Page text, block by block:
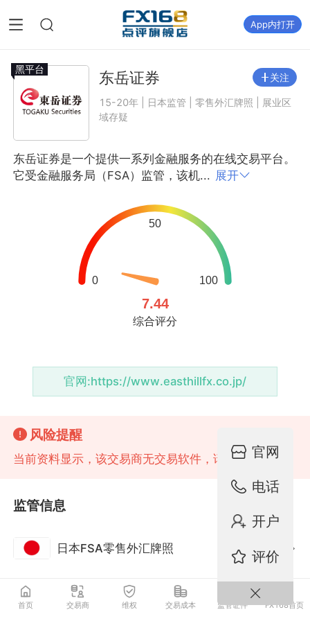
App内打开
黑平台 东岳证券 关注
15-20年 | 日本监管 | 零售外汇牌照 | 展业区
域存疑
东岳证券是一个提供一系列金融服务的在线交易平台。
它受金融服务局（FSA）监管，该机... 展开
官网:https://www.easthillfx.co.jp/
风险提醒
当前资料显示，该交易商无交易软件，请注意风险!
监管信息
日本FSA零售外汇牌照 监管中
官网
电话
开户
评价
首页 交易商 维权 交易成本 监管证件 FX168首页